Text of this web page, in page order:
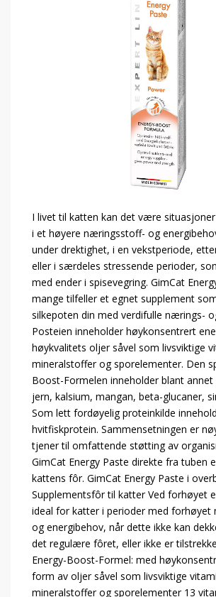
I livet til katten kan det være
i et høyere næringsstoff- og
under drektighet, i en vekstperiode,
eller i særdeles stressende perioder,
med ender i spisevegring. GimCat
mange tilfeller et egnet supplement
silkepoten din med verdifulle nærings-
Posteien inneholder høykonsentrert
høykvalitets oljer såvel som livsviktige
mineralstoffer og sporelementer. Den
Boost-Formelen inneholder blant annet
jern, kalsium, mangan, beta-glucaner,
Som lett fordøyelig proteinkilde
hvitfiskprotein. Sammensetningen er
tjener til omfattende støtting av
GimCat Energy Paste direkte fra tuben
kattens fôr. GimCat Energy Paste i
Supplementsfôr til katter Ved forhøyet
ideal for katter i perioder med
og energibehov, når dette ikke kan
det regulære fôret, eller ikke er
Energy-Boost-Formel: med
form av oljer såvel som livsviktige
mineralstoffer og sporelementer 13